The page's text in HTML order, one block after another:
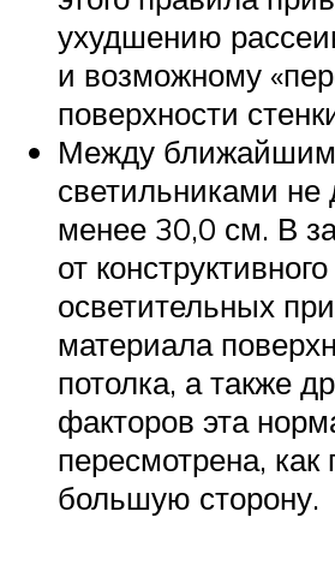
ухудшению
и возможному
поверхности
Между
светильниками
менее 30,0 см. В
от
осветительных
материала
потолка, а также
факторов эта
пересмотрена, как
большую сторону.